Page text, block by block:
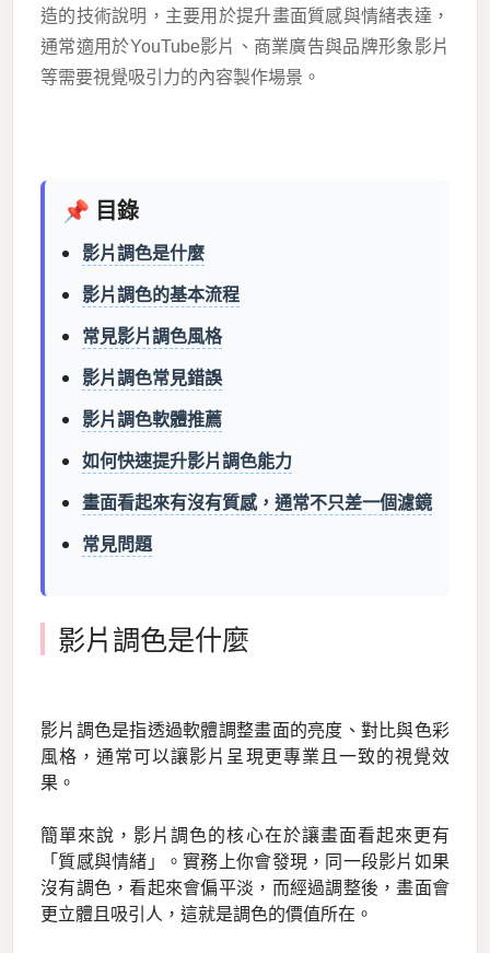
造的技術說明，主要用於提升畫面質感與情緒表達，
通常適用於YouTube影片、商業廣告與品牌形象影片
等需要視覺吸引力的內容製作場景。
📌 目錄
影片調色是什麼
影片調色的基本流程
常見影片調色風格
影片調色常見錯誤
影片調色軟體推薦
如何快速提升影片調色能力
畫面看起來有沒有質感，通常不只差一個濾鏡
常見問題
影片調色是什麼
影片調色是指透過軟體調整畫面的亮度、對比與色彩
風格，通常可以讓影片呈現更專業且一致的視覺效
果。
簡單來說，影片調色的核心在於讓畫面看起來更有
「質感與情緒」。實務上你會發現，同一段影片如果
沒有調色，看起來會偏平淡，而經過調整後，畫面會
更立體且吸引人，這就是調色的價值所在。